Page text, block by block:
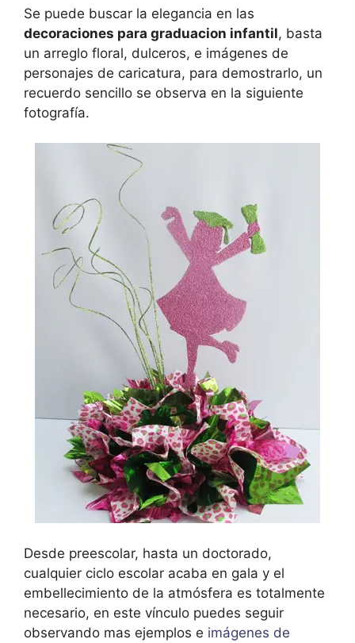
Se puede buscar la elegancia en las
decoraciones para graduacion infantil, basta
un arreglo floral, dulceros, e imágenes de
personajes de caricatura, para demostrarlo, un
recuerdo sencillo se observa en la siguiente
fotografía.
Desde preescolar, hasta un doctorado,
cualquier ciclo escolar acaba en gala y el
embellecimiento de la atmósfera es totalmente
necesario, en este vínculo puedes seguir
observando mas ejemplos e imágenes de